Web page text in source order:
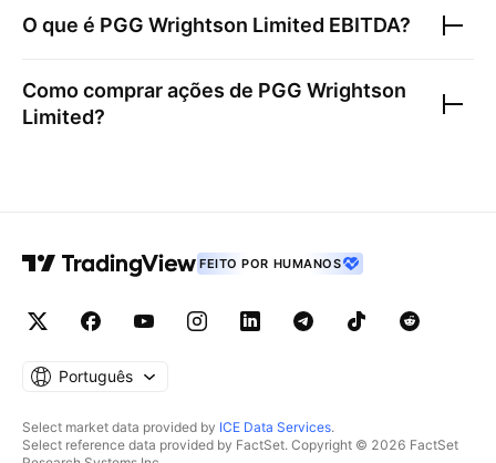
O que é PGG Wrightson Limited EBITDA?
Como comprar ações de PGG Wrightson
Limited?
FEITO POR HUMANOS
Português
Select market data provided by ICE Data Services.
Select reference data provided by FactSet. Copyright © 2026 FactSet